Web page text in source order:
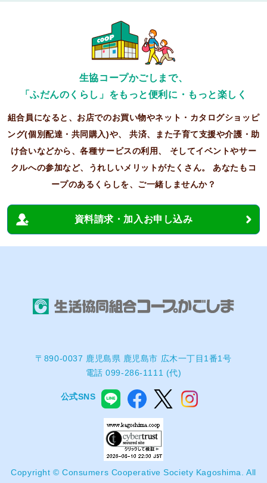
生協コープかごしまで、
「ふだんのくらし」をもっと便利に・もっと楽しく
組合員になると、お店でのお買い物やネット・カタログショッピ
ング(個別配達・共同購入)や、共済、また子育て支援や介護・助
け合いなどから、各種サービスの利用、
そしてイベントやサー
クルへの参加など、うれしいメリットがたくさん。
あなたもコ
ープのあるくらしを、ご一緒しませんか？
資料請求・加入お申し込み
〒890-0037 鹿児島県 鹿児島市 広木一丁目1番1号
電話 099-286-1111 (代)
公式SNS
Copyright © Consumers Cooperative Society Kagoshima. All